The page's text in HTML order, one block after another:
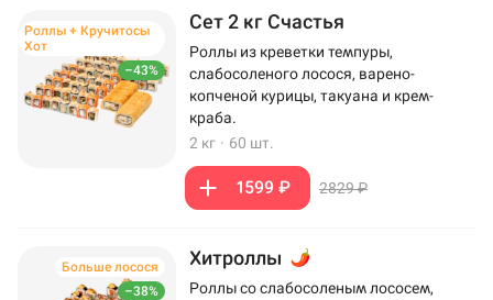
–43%
Роллы + Кручитосы
Хот
Сет 2 кг Счастья
Роллы из креветки темпуры,
слабосоленого лосося, варено-
копченой курицы, такуана и крем-
краба.
2 кг · 60 шт.
1599 ₽ 2829 ₽
–38%
Больше лосося Хитроллы
Роллы со слабосоленым лососем,